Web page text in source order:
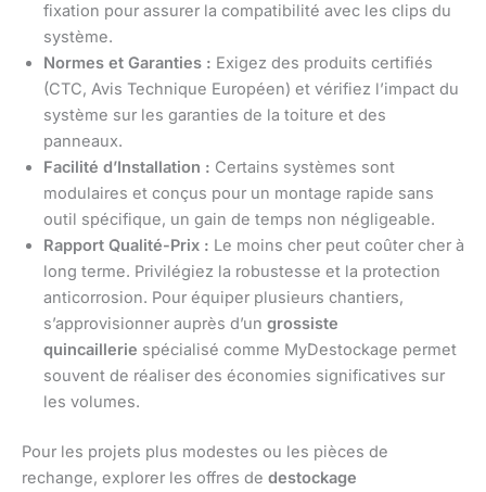
fixation pour assurer la compatibilité avec les clips du
système.
Normes et Garanties : Exigez des produits certifiés
(CTC, Avis Technique Européen) et vérifiez l’impact du
système sur les garanties de la toiture et des
panneaux.
Facilité d’Installation : Certains systèmes sont
modulaires et conçus pour un montage rapide sans
outil spécifique, un gain de temps non négligeable.
Rapport Qualité-Prix : Le moins cher peut coûter cher à
long terme. Privilégiez la robustesse et la protection
anticorrosion. Pour équiper plusieurs chantiers,
s’approvisionner auprès d’un grossiste
quincaillerie spécialisé comme MyDestockage permet
souvent de réaliser des économies significatives sur
les volumes.
Pour les projets plus modestes ou les pièces de
rechange, explorer les offres de destockage